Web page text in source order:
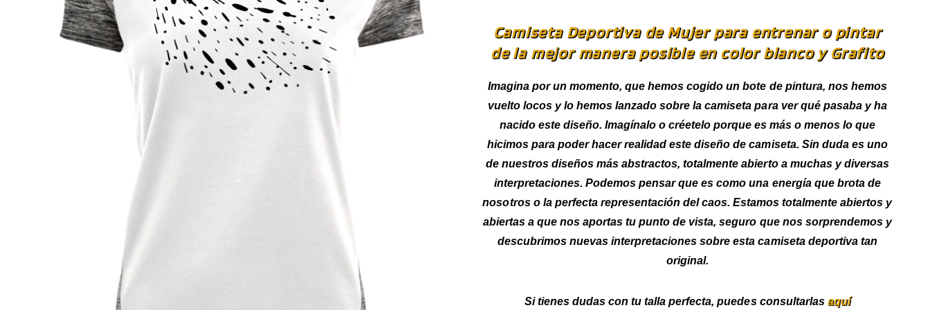
Camiseta Deportiva de Mujer para entrenar o pintar
de la mejor manera posible en color blanco y Grafito
Imagina por un momento, que hemos cogido un bote de pintura, nos hemos
vuelto locos y lo hemos lanzado sobre la camiseta para ver qué pasaba y ha
nacido este diseño. Imagínalo o créetelo porque es más o menos lo que
hicimos para poder hacer realidad este diseño de camiseta. Sin duda es uno
de nuestros diseños más abstractos, totalmente abierto a muchas y diversas
interpretaciones. Podemos pensar que es como una energía que brota de
nosotros o la perfecta representación del caos. Estamos totalmente abiertos y
abiertas a que nos aportas tu punto de vista, seguro que nos sorprendemos y
descubrimos nuevas interpretaciones sobre esta camiseta deportiva tan
original.
Si tienes dudas con tu talla perfecta, puedes consultarlas aquí